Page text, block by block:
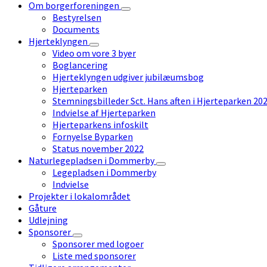
Om borgerforeningen
Bestyrelsen
Documents
Hjerteklyngen
Video om vore 3 byer
Boglancering
Hjerteklyngen udgiver jubilæumsbog
Hjerteparken
Stemningsbilleder Sct. Hans aften i Hjerteparken
Indvielse af Hjerteparken
Hjerteparkens infoskilt
Fornyelse Byparken
Status november 2022
Naturlegepladsen i Dommerby
Legepladsen i Dommerby
Indvielse
Projekter i lokalområdet
Gåture
Udlejning
Sponsorer
Sponsorer med logoer
Liste med sponsorer